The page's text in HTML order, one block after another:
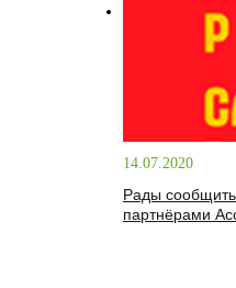
14.07.2020
Рады
партнёрами